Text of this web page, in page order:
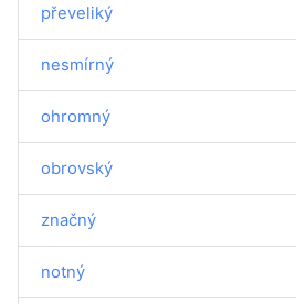
převeliký
nesmírný
ohromný
obrovský
značný
notný